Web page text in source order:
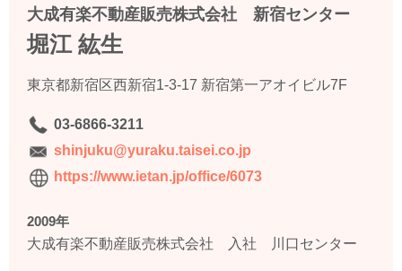
大成有楽不動産販売株式会社 新宿センター
堀江 紘生
東京都新宿区西新宿1-3-17 新宿第一アオイビル7F
03-6866-3211
shinjuku@yuraku.taisei.co.jp
https://www.ietan.jp/office/6073
2009年
大成有楽不動産販売株式会社 入社 川口センター